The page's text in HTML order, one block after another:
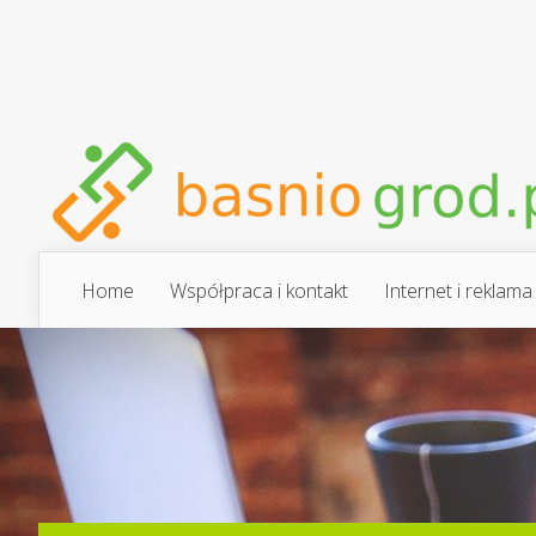
Home Współpraca i kontakt Internet i reklama